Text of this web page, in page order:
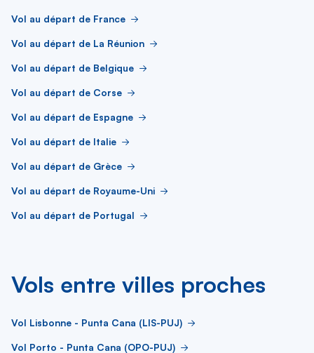
Vol au départ de France
Vol au départ de La Réunion
Vol au départ de Belgique
Vol au départ de Corse
Vol au départ de Espagne
Vol au départ de Italie
Vol au départ de Grèce
Vol au départ de Royaume-Uni
Vol au départ de Portugal
Vols entre villes proches
Vol Lisbonne - Punta Cana (LIS-PUJ)
Vol Porto - Punta Cana (OPO-PUJ)